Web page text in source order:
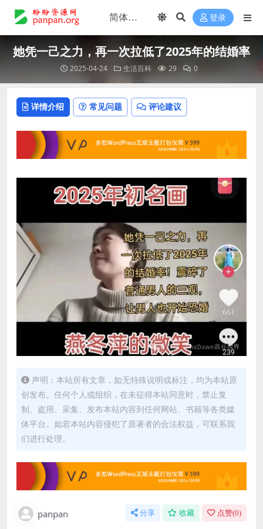
登录
她凭一己之力，再一次拉低了2025年的结婚率
2025-04-24 生活百科 29 0
详情介绍 常见问题 评论建议
声明：本站所有文章，如无特殊说明或标注，均为本站原
创发布。任何个人或组织，在未征得本站同意时，禁止复
制、盗用、采集、发布本站内容到任何网站、书籍等各类媒
体平台。如若本站内容侵犯了原著者的合法权益，可联系我
们进行处理。
panpan 分享 收藏 点赞(0)